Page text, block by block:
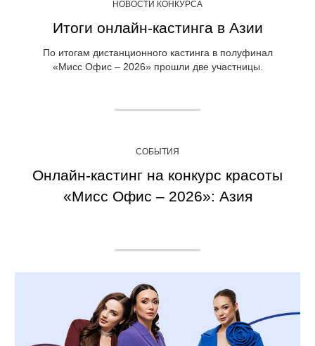
НОВОСТИ КОНКУРСА
Итоги онлайн-кастинга в Азии
По итогам дистанционного кастинга в полуфинал
«Мисс Офис – 2026» прошли две участницы.
СОБЫТИЯ
Онлайн-кастинг на конкурс красоты
«Мисс Офис – 2026»: Азия